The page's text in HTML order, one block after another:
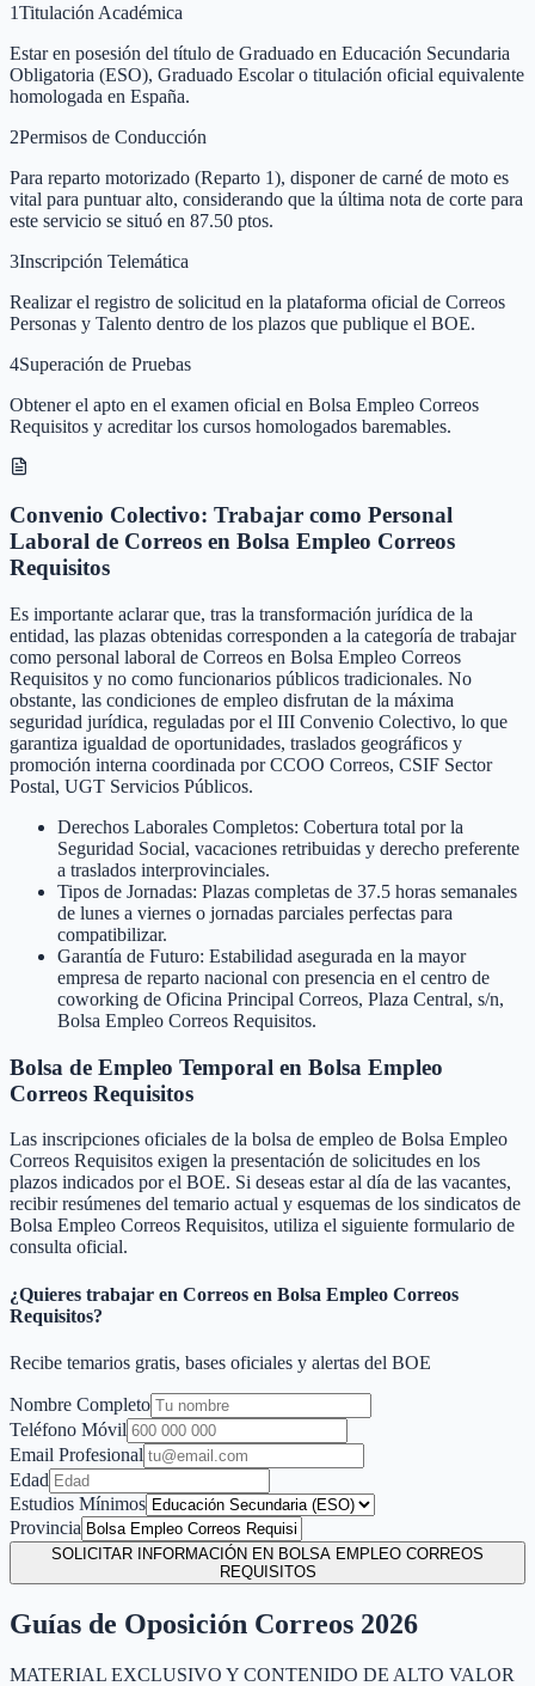
1Titulación Académica
Estar en posesión del título de Graduado en Educación Secundaria
Obligatoria (ESO), Graduado Escolar o titulación oficial equivalente
homologada en España.
2Permisos de Conducción
Para reparto motorizado (Reparto 1), disponer de carné de moto es
vital para puntuar alto, considerando que la última nota de corte para
este servicio se situó en 87.50 ptos.
3Inscripción Telemática
Realizar el registro de solicitud en la plataforma oficial de Correos
Personas y Talento dentro de los plazos que publique el BOE.
4Superación de Pruebas
Obtener el apto en el examen oficial en Bolsa Empleo Correos
Requisitos y acreditar los cursos homologados baremables.
Convenio Colectivo: Trabajar como Personal
Laboral de Correos en Bolsa Empleo Correos
Requisitos
Es importante aclarar que, tras la transformación jurídica de la
entidad, las plazas obtenidas corresponden a la categoría de trabajar
como personal laboral de Correos en Bolsa Empleo Correos
Requisitos y no como funcionarios públicos tradicionales. No
obstante, las condiciones de empleo disfrutan de la máxima
seguridad jurídica, reguladas por el III Convenio Colectivo, lo que
garantiza igualdad de oportunidades, traslados geográficos y
promoción interna coordinada por CCOO Correos, CSIF Sector
Postal, UGT Servicios Públicos.
Derechos Laborales Completos: Cobertura total por la
Seguridad Social, vacaciones retribuidas y derecho preferente
a traslados interprovinciales.
Tipos de Jornadas: Plazas completas de 37.5 horas semanales
de lunes a viernes o jornadas parciales perfectas para
compatibilizar.
Garantía de Futuro: Estabilidad asegurada en la mayor
empresa de reparto nacional con presencia en el centro de
coworking de Oficina Principal Correos, Plaza Central, s/n,
Bolsa Empleo Correos Requisitos.
Bolsa de Empleo Temporal en Bolsa Empleo
Correos Requisitos
Las inscripciones oficiales de la bolsa de empleo de Bolsa Empleo
Correos Requisitos exigen la presentación de solicitudes en los
plazos indicados por el BOE. Si deseas estar al día de las vacantes,
recibir resúmenes del temario actual y esquemas de los sindicatos de
Bolsa Empleo Correos Requisitos, utiliza el siguiente formulario de
consulta oficial.
¿Quieres trabajar en Correos en Bolsa Empleo Correos
Requisitos?
Recibe temarios gratis, bases oficiales y alertas del BOE
Nombre Completo
Teléfono Móvil
Email Profesional
Edad
Estudios Mínimos
Provincia
SOLICITAR INFORMACIÓN EN BOLSA EMPLEO CORREOS
REQUISITOS
Guías de Oposición Correos 2026
MATERIAL EXCLUSIVO Y CONTENIDO DE ALTO VALOR